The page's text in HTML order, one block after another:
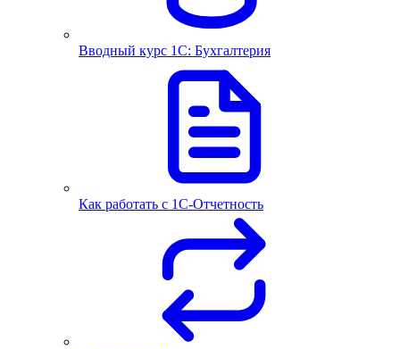
Вводный курс 1С: Бухгалтерия
Как работать с 1С‑Отчетность